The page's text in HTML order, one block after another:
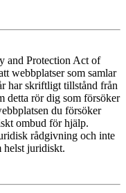
and Protection Act of
webbplatser som samlar
har skriftligt tillstånd från
detta rör dig som försöker
du försöker
ombud för hjälp.
rådgivning och inte
helst juridiskt.